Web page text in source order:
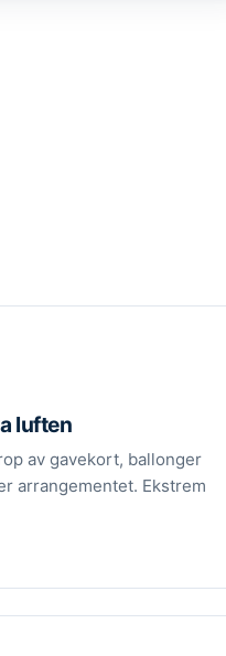
luften
av gavekort, ballonger
arrangementet. Ekstrem